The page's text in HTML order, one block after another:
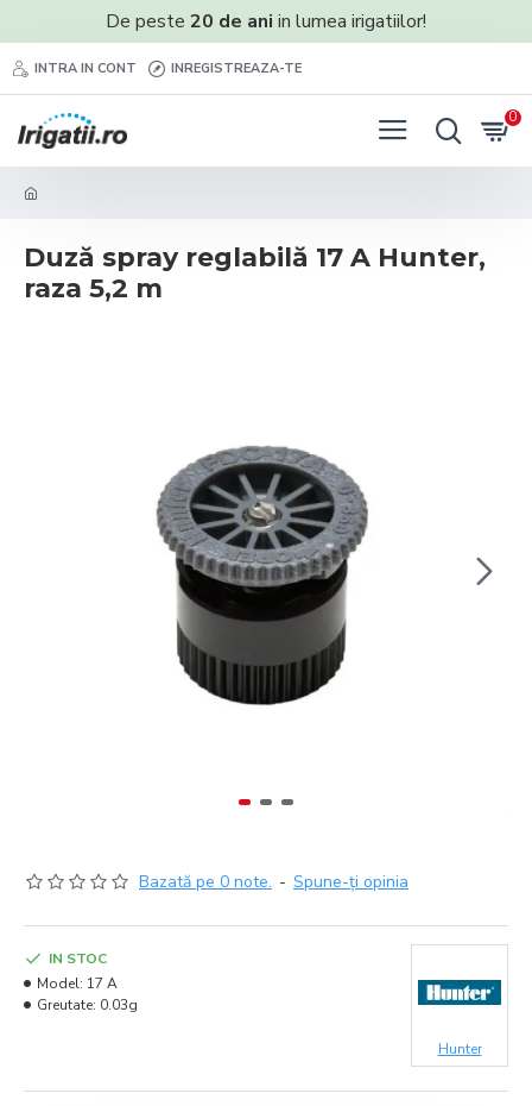
De peste 20 de ani in lumea irigatiilor!
INTRA IN CONT INREGISTREAZA-TE
0
Duză spray reglabilă 17 A Hunter,
raza 5,2 m
Bazată pe 0 note. - Spune-ţi opinia
IN STOC
Model: 17 A
Greutate: 0.03g
Hunter